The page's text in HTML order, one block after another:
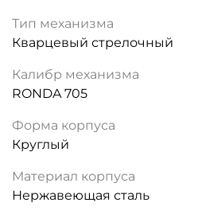
Тип механизма
Кварцевый стрелочный
Калибр механизма
RONDA 705
Форма корпуса
Круглый
Материал корпуса
Нержавеющая сталь